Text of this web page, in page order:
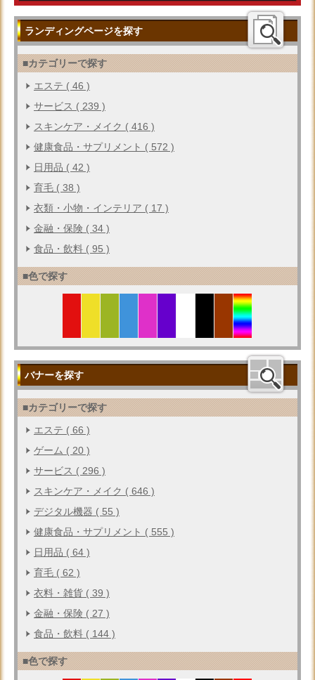
ランディングページを探す
■カテゴリーで探す
エステ ( 46 )
サービス ( 239 )
スキンケア・メイク ( 416 )
健康食品・サプリメント ( 572 )
日用品 ( 42 )
育毛 ( 38 )
衣類・小物・インテリア ( 17 )
金融・保険 ( 34 )
食品・飲料 ( 95 )
■色で探す
バナーを探す
■カテゴリーで探す
エステ ( 66 )
ゲーム ( 20 )
サービス ( 296 )
スキンケア・メイク ( 646 )
デジタル機器 ( 55 )
健康食品・サプリメント ( 555 )
日用品 ( 64 )
育毛 ( 62 )
衣料・雑貨 ( 39 )
金融・保険 ( 27 )
食品・飲料 ( 144 )
■色で探す